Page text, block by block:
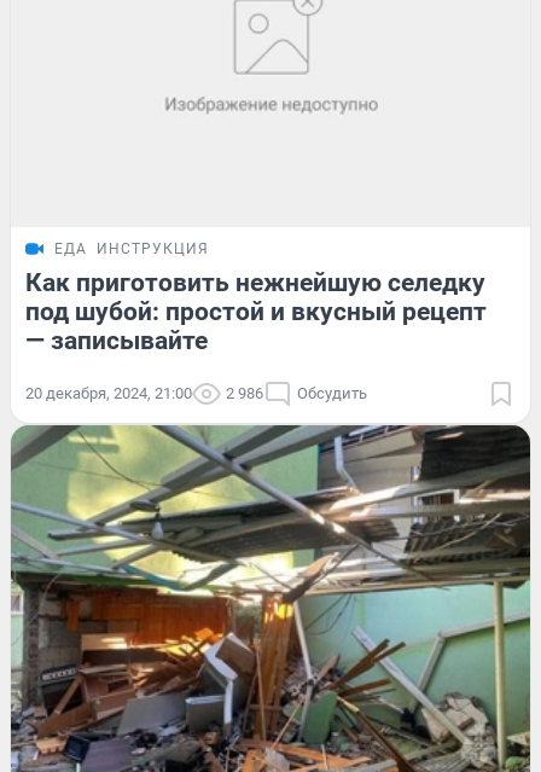
ЕДА ИНСТРУКЦИЯ
Как приготовить нежнейшую селедку
под шубой: простой и вкусный рецепт
— записывайте
20 декабря, 2024, 21:00 2 986 Обсудить